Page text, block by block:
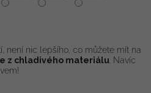
není nic lepšího, co můžete mít na
z chladivého materiálu . Navíc